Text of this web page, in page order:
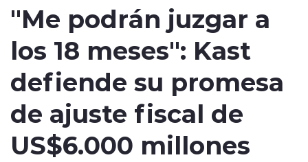
modo claro
"Me podrán juzgar a
los 18 meses": Kast
defiende su promesa
de ajuste fiscal de
US$6.000 millones